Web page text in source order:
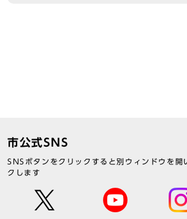
市公式SNS
SNSボタンをクリックすると別ウィンドウを開
クします